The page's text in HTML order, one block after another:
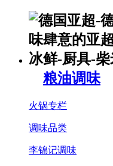
粮油调味
火锅专栏
调味品类
李锦记调味